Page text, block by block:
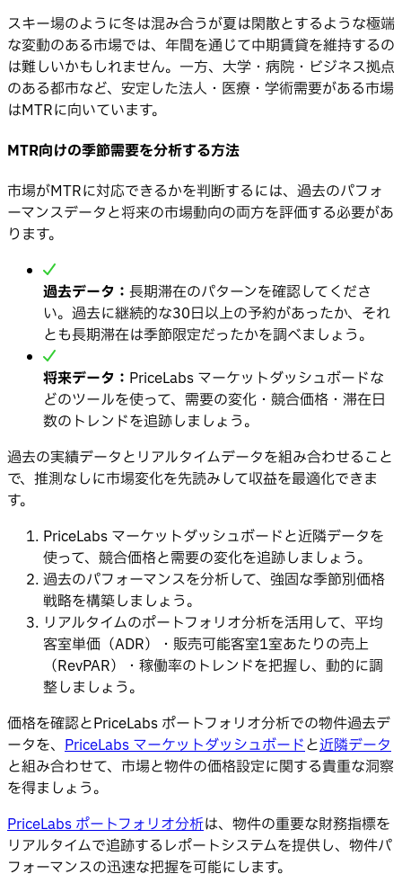
スキー場のように冬は混み合うが夏は閑散とするような極端
な変動のある市場では、年間を通じて中期賃貸を維持するの
は難しいかもしれません。一方、大学・病院・ビジネス拠点
のある都市など、安定した法人・医療・学術需要がある市場
はMTRに向いています。
MTR向けの季節需要を分析する方法
市場がMTRに対応できるかを判断するには、過去のパフォ
ーマンスデータと将来の市場動向の両方を評価する必要があ
ります。
過去データ： 長期滞在のパターンを確認してくださ
い。過去に継続的な30日以上の予約があったか、それ
とも長期滞在は季節限定だったかを調べましょう。
将来データ： PriceLabs マーケットダッシュボードな
どのツールを使って、需要の変化・競合価格・滞在日
数のトレンドを追跡しましょう。
過去の実績データとリアルタイムデータを組み合わせること
で、推測なしに市場変化を先読みして収益を最適化できま
す。
PriceLabs マーケットダッシュボードと近隣データを
使って、競合価格と需要の変化を追跡しましょう。
過去のパフォーマンスを分析して、強固な季節別価格
戦略を構築しましょう。
リアルタイムのポートフォリオ分析を活用して、平均
客室単価（ADR）・販売可能客室1室あたりの売上
（RevPAR）・稼働率のトレンドを把握し、動的に調
整しましょう。
価格を確認とPriceLabs ポートフォリオ分析での物件過去デ
ータを、 PriceLabs マーケットダッシュボードと近隣データ
と組み合わせて、市場と物件の価格設定に関する貴重な洞察
を得ましょう。
PriceLabs ポートフォリオ分析は、物件の重要な財務指標を
リアルタイムで追跡するレポートシステムを提供し、物件パ
フォーマンスの迅速な把握を可能にします。